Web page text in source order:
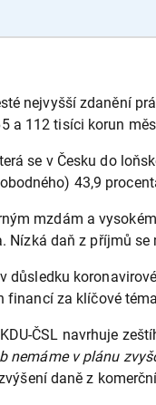
nejvyšší zdanění
a 112 tisíci korun
se v Česku do
43,9
mzdám a
Nízká daň z příjmů
financí za klíčové
ČSL navrhuje
nemáme v plánu
daně z